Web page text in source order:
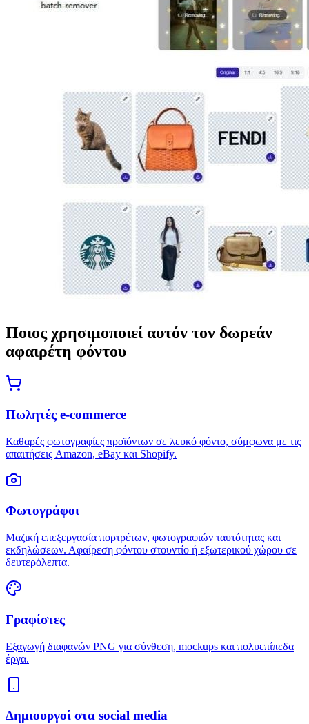
Ποιος χρησιμοποιεί αυτόν τον δωρεάν
αφαιρέτη φόντου
Πωλητές e-commerce
Καθαρές φωτογραφίες προϊόντων σε λευκό φόντο, σύμφωνα με τις
απαιτήσεις Amazon, eBay και Shopify.
Φωτογράφοι
Μαζική επεξεργασία πορτρέτων, φωτογραφιών ταυτότητας και
εκδηλώσεων. Αφαίρεση φόντου στουντίο ή εξωτερικού χώρου σε
δευτερόλεπτα.
Γραφίστες
Εξαγωγή διαφανών PNG για σύνθεση, mockups και πολυεπίπεδα
έργα.
Δημιουργοί στα social media